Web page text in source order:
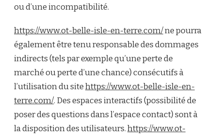
ou d’une incompatibilité.
https://www.ot-belle-isle-en-terre.com/ne pourra
également être tenu responsable des dommages
indirects (tels par exemple qu’une perte de
marché ou perte d’une chance) consécutifs à
l’utilisation du sitehttps://www.ot-belle-isle-en-
terre.com/. Des espaces interactifs (possibilité de
poser des questions dans l’espace contact) sont à
la disposition des utilisateurs.https://www.ot-